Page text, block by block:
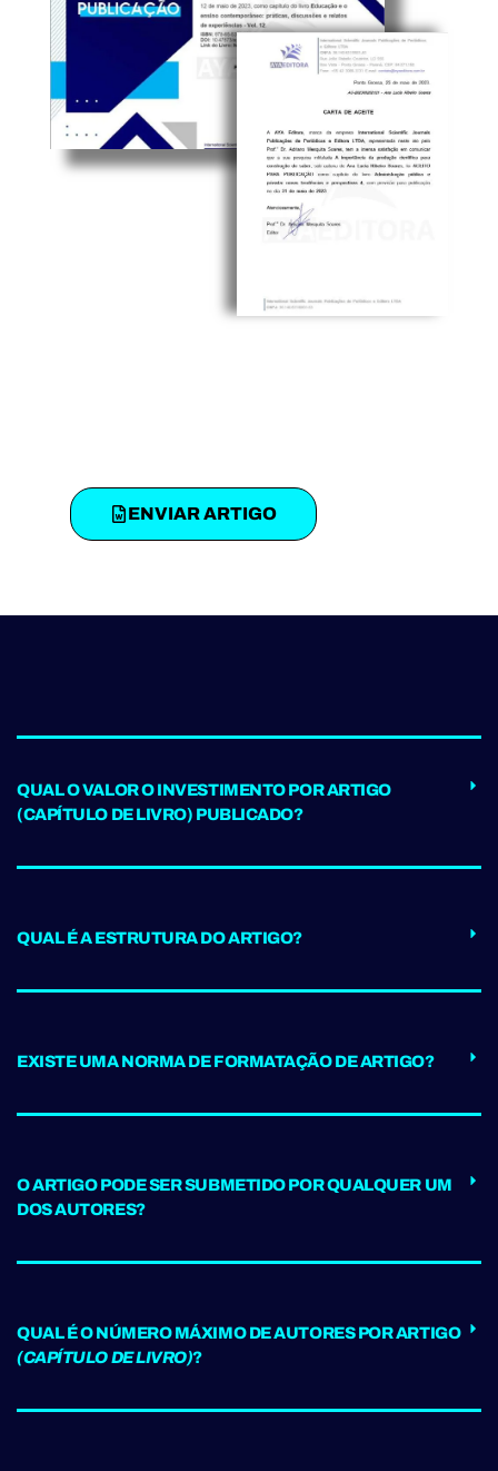
ENVIAR ARTIGO
QUAL O VALOR O INVESTIMENTO POR ARTIGO
(CAPÍTULO DE LIVRO) PUBLICADO?
QUAL É A ESTRUTURA DO ARTIGO?
EXISTE UMA NORMA DE FORMATAÇÃO DE ARTIGO?
O ARTIGO PODE SER SUBMETIDO POR QUALQUER UM
DOS AUTORES?
QUAL É O NÚMERO MÁXIMO DE AUTORES POR ARTIGO
(CAPÍTULO DE LIVRO)?